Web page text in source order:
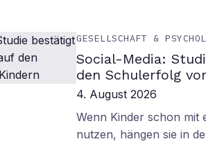
GESELLSCHAFT &
Social-Media:
den Schulerfolg
4. August 2026
Wenn Kinder schon mit
nutzen, hängen sie in